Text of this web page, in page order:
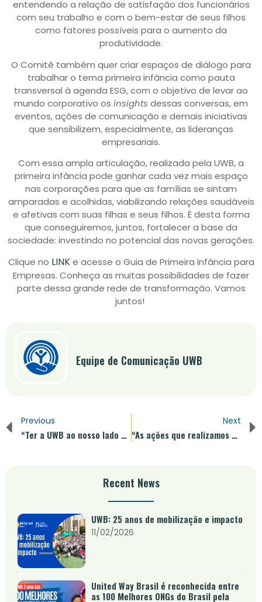
entendendo a relação de satisfação dos funcionários
com seu trabalho e com o bem-estar de seus filhos
como fatores possíveis para o aumento da
produtividade.
O Comitê também quer criar espaços de diálogo para
trabalhar o tema primeira infância como pauta
transversal à agenda ESG, com o objetivo de levar ao
mundo corporativo os insights dessas conversas, em
eventos, ações de comunicação e demais iniciativas
que sensibilizem, especialmente, as lideranças
empresariais.
Com essa ampla articulação, realizada pela UWB, a
primeira infância pode ganhar cada vez mais espaço
nas corporações para que as famílias se sintam
amparadas e acolhidas, viabilizando relações saudáveis
e afetivas com suas filhas e seus filhos. É desta forma
que conseguiremos, juntos, fortalecer a base da
sociedade: investindo no potencial das novas gerações.
Clique no LINKe acesse o Guia de Primeira Infância para
Empresas. Conheça as muitas possibilidades de fazer
parte dessa grande rede de transformação. Vamos
juntos!
Equipe de Comunicação UWB
Previous
“Ter a UWB ao nosso lado oportunizou a transformação da realidade e do cenário de milhares de crianças”
Next
“As ações que realizamos para os pais estão vinculadas à estratégia de equidade de gênero”
Recent News
UWB: 25 anos de mobilização e impacto
11/02/2026
United Way Brasil é reconhecida entre
as 100 Melhores ONGs do Brasil pela